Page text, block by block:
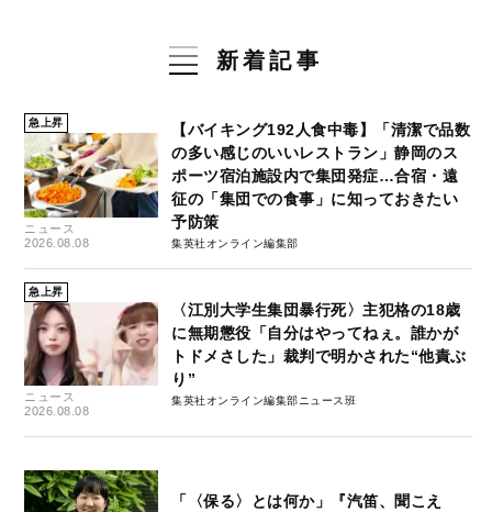
新着記事
急上昇
ニュース
2026.08.08
【バイキング192人食中毒】「清潔で品数
の多い感じのいいレストラン」静岡のス
ポーツ宿泊施設内で集団発症…合宿・遠
征の「集団での食事」に知っておきたい
予防策
集英社オンライン編集部
急上昇
ニュース
2026.08.08
〈江別大学生集団暴行死〉主犯格の18歳
に無期懲役「自分はやってねぇ。誰かが
トドメさした」裁判で明かされた“他責ぶ
り”
集英社オンライン編集部ニュース班
「〈保る〉とは何か」『汽笛、聞こえ